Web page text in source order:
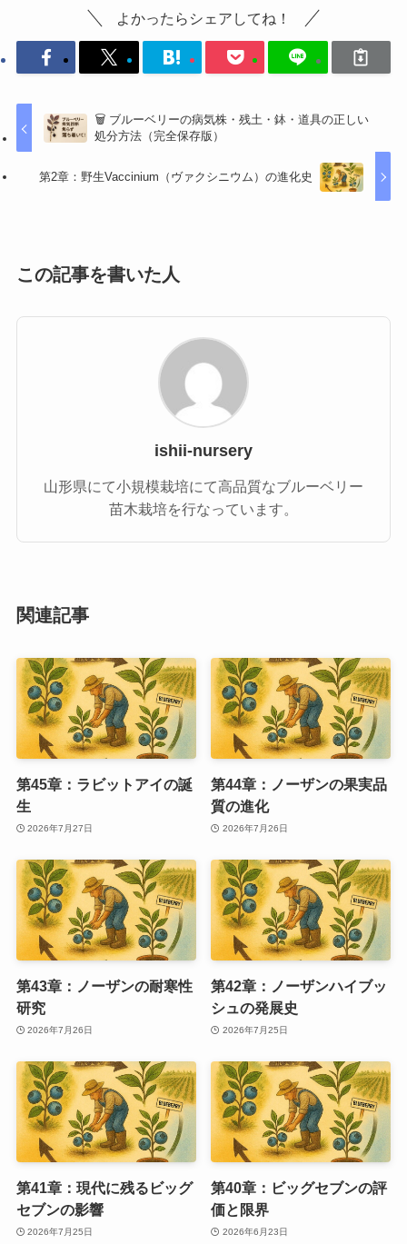
よかったらシェアしてね！
🗑️ ブルーベリーの病気株・残土・鉢・道具の正しい
処分方法（完全保存版）
第2章：野生Vaccinium（ヴァクシニウム）の進化史
この記事を書いた人
ishii-nursery
山形県にて小規模栽培にて高品質なブルーベリー
苗木栽培を行なっています。
関連記事
第45章：ラビットアイの誕
生
2026年7月27日
第44章：ノーザンの果実品
質の進化
2026年7月26日
第43章：ノーザンの耐寒性
研究
2026年7月26日
第42章：ノーザンハイブッ
シュの発展史
2026年7月25日
第41章：現代に残るビッグ
セブンの影響
2026年7月25日
第40章：ビッグセブンの評
価と限界
2026年6月23日